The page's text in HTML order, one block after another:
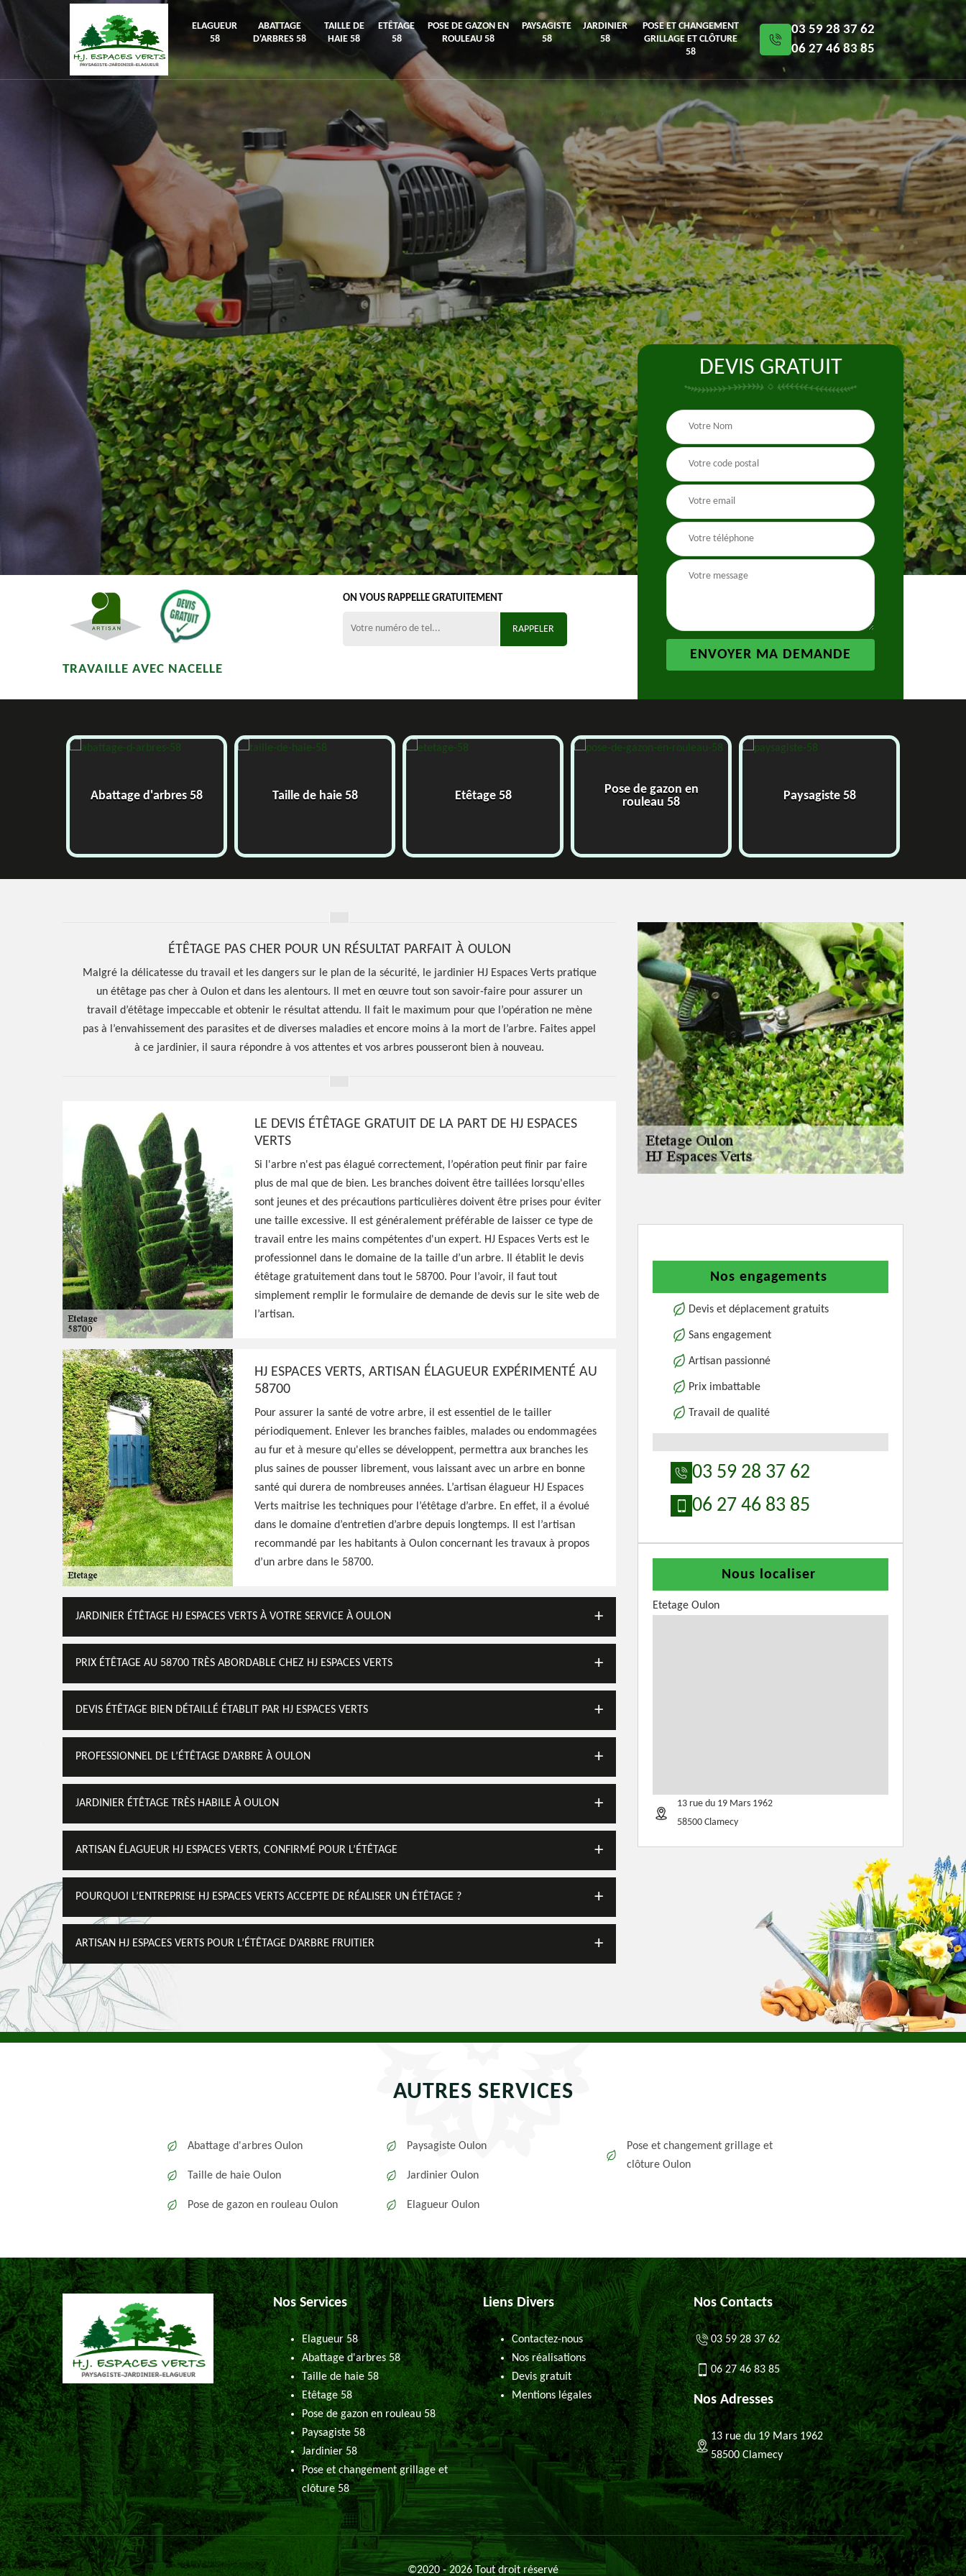
ELAGUEUR
58
ABATTAGE
D'ARBRES 58
TAILLE DE
HAIE 58
ETÊTAGE
58
POSE DE GAZON EN
ROULEAU 58
PAYSAGISTE
58
JARDINIER
58
POSE ET CHANGEMENT
GRILLAGE ET CLÔTURE
58
03 59 28 37 62
06 27 46 83 85
Hoerter Joseph Elagage 58
Spécialiste en étêtage
Oulon 58700
Paysagiste aguerri à Oulon 58700, HJ Espaces Verts est tout à fait
qualifié pour s'occuper de l'étêtage de vos arbres, travaux effectués
avec minutie, résultat irréprochable
Voir Nos Realisations
TRAVAILLE AVEC NACELLE
ON VOUS RAPPELLE GRATUITEMENT
DEVIS GRATUIT
Abattage d'arbres 58 Taille de haie 58 Etêtage 58
Pose de gazon en
rouleau 58
Paysagiste 58
ÉTÊTAGE PAS CHER POUR UN RÉSULTAT PARFAIT À OULON
Malgré la délicatesse du travail et les dangers sur le plan de la sécurité, le jardinier HJ Espaces Verts pratique
un étêtage pas cher à Oulon et dans les alentours. Il met en œuvre tout son savoir-faire pour assurer un
travail d’étêtage impeccable et obtenir le résultat attendu. Il fait le maximum pour que l’opération ne mène
pas à l’envahissement des parasites et de diverses maladies et encore moins à la mort de l’arbre. Faites appel
à ce jardinier, il saura répondre à vos attentes et vos arbres pousseront bien à nouveau.
LE DEVIS ÉTÊTAGE GRATUIT DE LA PART DE HJ ESPACES
VERTS
Si l'arbre n'est pas élagué correctement, l’opération peut finir par faire
plus de mal que de bien. Les branches doivent être taillées lorsqu'elles
sont jeunes et des précautions particulières doivent être prises pour éviter
une taille excessive. Il est généralement préférable de laisser ce type de
travail entre les mains compétentes d'un expert. HJ Espaces Verts est le
professionnel dans le domaine de la taille d’un arbre. Il établit le devis
étêtage gratuitement dans tout le 58700. Pour l’avoir, il faut tout
simplement remplir le formulaire de demande de devis sur le site web de
l’artisan.
HJ ESPACES VERTS, ARTISAN ÉLAGUEUR EXPÉRIMENTÉ AU
58700
Pour assurer la santé de votre arbre, il est essentiel de le tailler
périodiquement. Enlever les branches faibles, malades ou endommagées
au fur et à mesure qu'elles se développent, permettra aux branches les
plus saines de pousser librement, vous laissant avec un arbre en bonne
santé qui durera de nombreuses années. L’artisan élagueur HJ Espaces
Verts maitrise les techniques pour l’étêtage d’arbre. En effet, il a évolué
dans le domaine d’entretien d’arbre depuis longtemps. Il est l’artisan
recommandé par les habitants à Oulon concernant les travaux à propos
d’un arbre dans le 58700.
JARDINIER ÉTÊTAGE HJ ESPACES VERTS À VOTRE SERVICE À OULON
PRIX ÉTÊTAGE AU 58700 TRÈS ABORDABLE CHEZ HJ ESPACES VERTS
DEVIS ÉTÊTAGE BIEN DÉTAILLÉ ÉTABLIT PAR HJ ESPACES VERTS
PROFESSIONNEL DE L’ÉTÊTAGE D’ARBRE À OULON
JARDINIER ÉTÊTAGE TRÈS HABILE À OULON
ARTISAN ÉLAGUEUR HJ ESPACES VERTS, CONFIRMÉ POUR L’ÉTÊTAGE
POURQUOI L’ENTREPRISE HJ ESPACES VERTS ACCEPTE DE RÉALISER UN ÉTÊTAGE ?
ARTISAN HJ ESPACES VERTS POUR L’ÉTÊTAGE D’ARBRE FRUITIER
Nos engagements
Devis et déplacement gratuits
Sans engagement
Artisan passionné
Prix imbattable
Travail de qualité
03 59 28 37 62
06 27 46 83 85
Nous localiser
Etetage Oulon
13 rue du 19 Mars 1962
58500 Clamecy
AUTRES SERVICES
Abattage d'arbres Oulon
Taille de haie Oulon
Pose de gazon en rouleau Oulon
Paysagiste Oulon
Jardinier Oulon
Elagueur Oulon
Pose et changement grillage et
clôture Oulon
Nos Services
Elagueur 58
Abattage d'arbres 58
Taille de haie 58
Etêtage 58
Pose de gazon en rouleau 58
Paysagiste 58
Jardinier 58
Pose et changement grillage et
clôture 58
Liens Divers
Contactez-nous
Nos réalisations
Devis gratuit
Mentions légales
Nos Contacts
03 59 28 37 62
06 27 46 83 85
Nos Adresses
13 rue du 19 Mars 1962
58500 Clamecy
©2020 - 2026 Tout droit réservé